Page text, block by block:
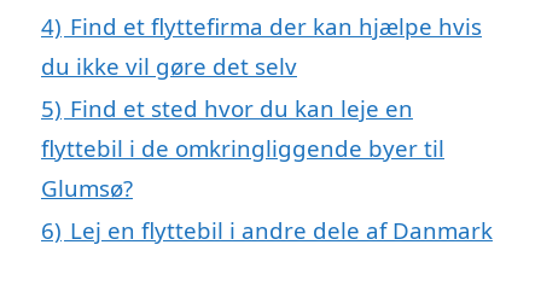
4) Find et flyttefirma der kan hjælpe hvis
du ikke vil gøre det selv
5) Find et sted hvor du kan leje en
flyttebil i de omkringliggende byer til
Glumsø?
6) Lej en flyttebil i andre dele af Danmark